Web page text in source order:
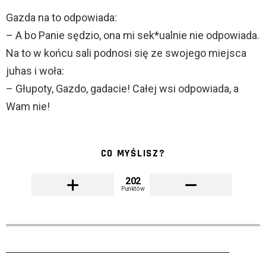
Gazda na to odpowiada:
– A bo Panie sędzio, ona mi sek*ualnie nie odpowiada.
Na to w końcu sali podnosi się ze swojego miejsca
juhas i woła:
– Głupoty, Gazdo, gadacie! Całej wsi odpowiada, a
Wam nie!
CO MYŚLISZ?
202
Punktów